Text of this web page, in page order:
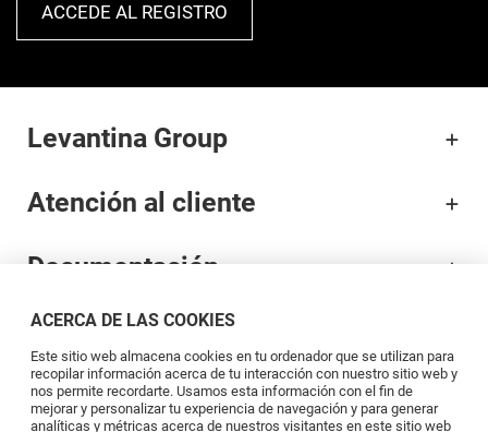
ACCEDE AL REGISTRO
ACERCA DE LAS COOKIES
Este sitio web almacena cookies en tu ordenador que se utilizan para
recopilar información acerca de tu interacción con nuestro sitio web y
nos permite recordarte. Usamos esta información con el fin de
mejorar y personalizar tu experiencia de navegación y para generar
analíticas y métricas acerca de nuestros visitantes en este sitio web
Levantina Group
Atención al cliente
Documentación
Marcas
Profesionales